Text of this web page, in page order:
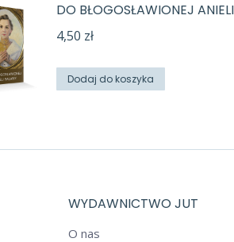
DO BŁOGOSŁAWIONEJ
4,50 zł
Dodaj do koszyka
WYDAWNICTWO JUT
O nas